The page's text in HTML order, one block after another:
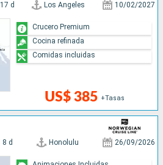
17 d Los Angeles 10/02/2027
US$ 385 +Tasas
Crucero Premium
Cocina refinada
Comidas incluidas
8 d Honolulu 26/09/2026